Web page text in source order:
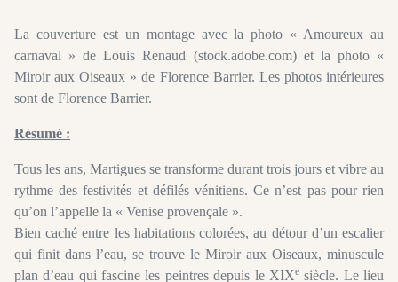
La couverture est un montage avec la photo « Amoureux au
carnaval » de Louis Renaud (stock.adobe.com) et la photo «
Miroir aux Oiseaux » de Florence Barrier. Les photos intérieures
sont de Florence Barrier.
Résumé :
Tous les ans, Martigues se transforme durant trois jours et vibre au
rythme des festivités et défilés vénitiens. Ce n’est pas pour rien
qu’on l’appelle la « Venise provençale ».
Bien caché entre les habitations colorées, au détour d’un escalier
qui finit dans l’eau, se trouve le Miroir aux Oiseaux, minuscule
plan d’eau qui fascine les peintres depuis le XIXesiècle. Le lieu